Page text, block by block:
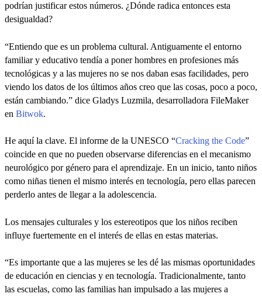
podrían justificar estos números. ¿Dónde radica entonces esta
desigualdad?
“Entiendo que es un problema cultural. Antiguamente el entorno
familiar y educativo tendía a poner hombres en profesiones más
tecnológicas y a las mujeres no se nos daban esas facilidades, pero
viendo los datos de los últimos años creo que las cosas, poco a poco,
están cambiando.” dice Gladys Luzmila, desarrolladora FileMaker
en Bitwok.
He aquí la clave. El informe de la UNESCO “Cracking the Code”
coincide en que no pueden observarse diferencias en el mecanismo
neurológico por género para el aprendizaje. En un inicio, tanto niños
como niñas tienen el mismo interés en tecnología, pero ellas parecen
perderlo antes de llegar a la adolescencia.
Los mensajes culturales y los estereotipos que los niños reciben
influye fuertemente en el interés de ellas en estas materias.
“Es importante que a las mujeres se les dé las mismas oportunidades
de educación en ciencias y en tecnología. Tradicionalmente, tanto
las escuelas, como las familias han impulsado a las mujeres a